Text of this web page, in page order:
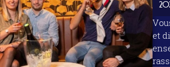
et
ensemble